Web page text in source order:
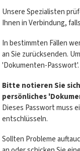
Unsere Spezialisten
Ihnen in Verbindung,
In bestimmten Fällen
an Sie zurücksenden.
'Dokumenten-Passwort'.
Bitte notieren Sie sich
persönliches
Dieses Passwort muss
entschlüsseln.
Sollten Probleme